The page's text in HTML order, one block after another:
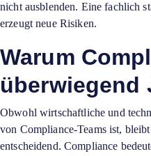
nicht ausblenden. Eine fachlich
erzeugt neue Risiken.
Warum
überwiegend
Obwohl wirtschaftliche und
von Compliance-Teams ist,
entscheidend. Compliance